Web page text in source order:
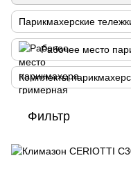
Парикмахерские
Рабочее место
Комплекты
Фильтр